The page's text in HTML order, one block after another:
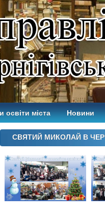
освіти міста Новини
СВЯТИЙ МИКОЛАЙ В